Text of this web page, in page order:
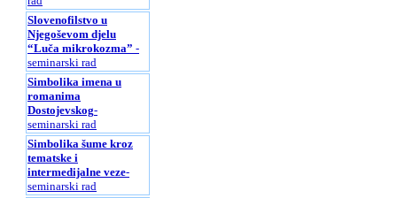
Slovenofilstvo u
Njegoševom djelu
“Luča mikrokozma” -
seminarski rad
Simbolika imena u
romanima
Dostojevskog-
seminarski rad
Simbolika šume kroz
tematske i
intermedijalne veze-
seminarski rad